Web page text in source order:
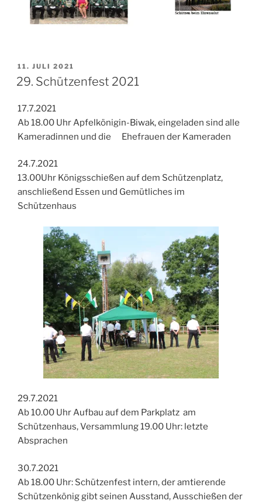
VERÖFFENTLICHT
AM
11. JULI 2021
29. Schützenfest 2021
17.7.2021
Ab 18.00 Uhr Apfelkönigin-Biwak, eingeladen sind alle
Kameradinnen und die Ehefrauen der Kameraden
24.7.2021
13.00Uhr Königsschießen auf dem Schützenplatz,
anschließend Essen und Gemütliches im
Schützenhaus
29.7.2021
Ab 10.00 Uhr Aufbau auf dem Parkplatz am
Schützenhaus, Versammlung 19.00 Uhr: letzte
Absprachen
30.7.2021
Ab 18.00 Uhr: Schützenfest intern, der amtierende
Schützenkönig gibt seinen Ausstand, Ausschießen der